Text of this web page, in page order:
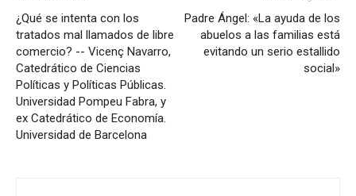
¿Qué se intenta con los
tratados mal llamados de libre
comercio? -- Vicenç Navarro,
Catedrático de Ciencias
Políticas y Políticas Públicas.
Universidad Pompeu Fabra, y
ex Catedrático de Economía.
Universidad de Barcelona
Padre Ángel: «La ayuda de los
abuelos a las familias está
evitando un serio estallido
social»